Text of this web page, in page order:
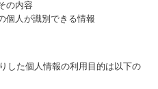
の内容
個人が識別できる情報
した個人情報の利用目的は以下の